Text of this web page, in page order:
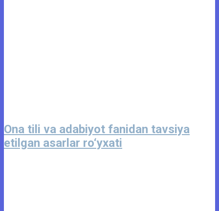
Ona tili va adabiyot fanidan tavsiya
etilgan asarlar ro‘yxati